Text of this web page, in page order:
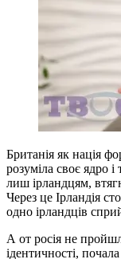
Британія як нація
розуміла своє ядро
лиш ірландцям,
Через це Ірландія
одно ірландців
А от росія не
ідентичності,